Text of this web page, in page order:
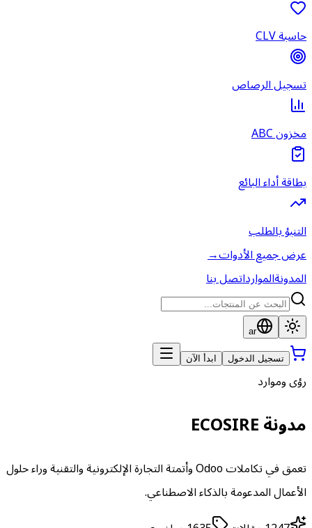
حاسبة CLV
تسجيل الرصاص
مخزون ABC
بطاقة أداء البائع
التنبؤ بالطلب
عرض جميع الأدوات→
المدونةالموارداتصل بنا
ar
تسجيل الدخول ابدأ الآن
رؤى وموارد
مدونة ECOSIRE
تعمق في تكاملات Odoo وأتمتة التجارة الإلكترونية والتقنية وراء حلول
الأعمال المدعومة بالذكاء الاصطناعي.